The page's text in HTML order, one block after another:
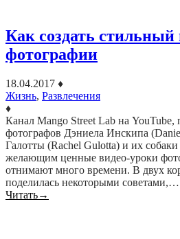
Как создать
фотографии
18.04.2017 ♦
Жизнь, Развлечения
♦
Канал Mango Street Lab на YouTube,
фотографов Дэниела Инскипа
Галотты (Rachel Gulotta) и их
желающим ценные видео-уроки
отнимают много времени. В двух
поделилась некоторыми советами,…
Читать→